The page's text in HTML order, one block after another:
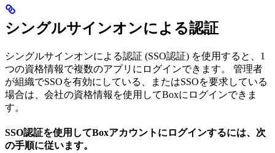
シングルサインオンによる認証
シングルサインオンによる認証 (SSO認証) を使用すると、1
つの資格情報で複数のアプリにログインできます。 管理者
が組織でSSOを有効にしている、またはSSOを要求している
場合は、会社の資格情報を使用してBoxにログインできま
す。
SSO認証を使用してBoxアカウントにログインするには、次
の手順に従います。